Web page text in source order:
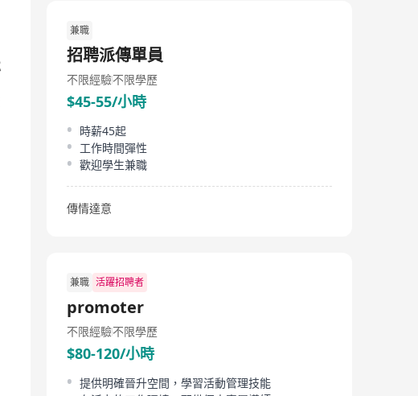
兼職
招聘派傳單員
不限經驗不限學歷
$45-55/小時
時薪45起
工作時間彈性
歡迎學生兼職
傳情達意
兼職 活躍招聘者
promoter
不限經驗不限學歷
$80-120/小時
提供明確晉升空間，學習活動管理技能